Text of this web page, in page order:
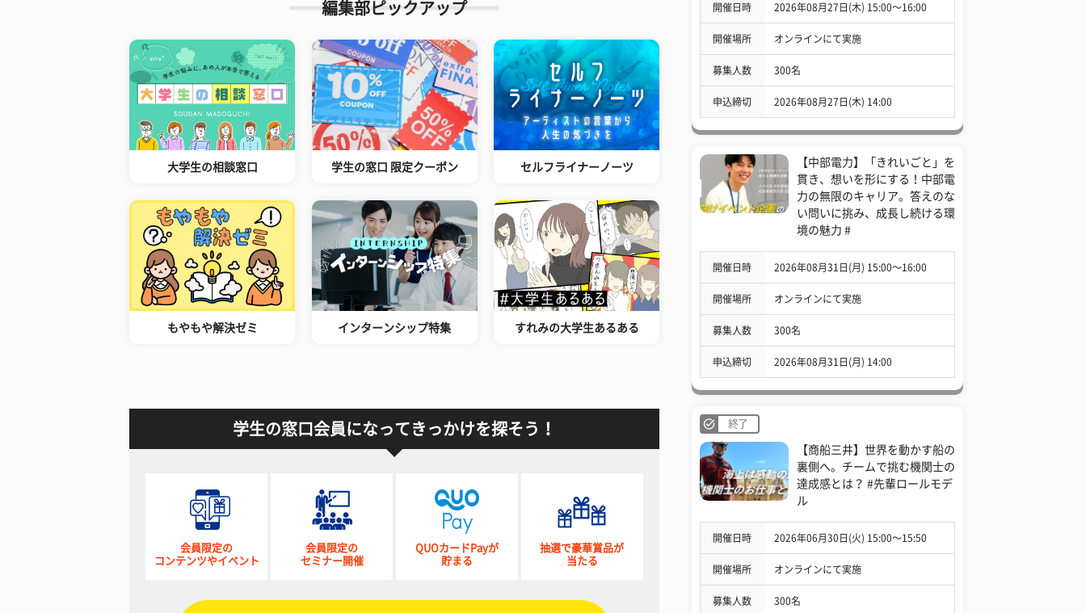
編集部ピックアップ
大学生の相談窓口 学生の窓口 限定クーポン セルフライナーノーツ
もやもや解決ゼミ インターンシップ特集 すれみの大学生あるある
学生の窓口会員になってきっかけを探そう！
会員限定の
コンテンツやイベント
会員限定の
セミナー開催
QUOカードPayが
貯まる
抽選で豪華賞品が
当たる
開催日時 2026年08月27日(木) 15:00〜16:00
開催場所 オンラインにて実施
募集人数 300名
申込締切 2026年08月27日(木) 14:00
【中部電力】「きれいごと」を
貫き、想いを形にする！中部電
力の無限のキャリア。答えのな
い問いに挑み、成長し続ける環
境の魅力 #
開催日時 2026年08月31日(月) 15:00〜16:00
開催場所 オンラインにて実施
募集人数 300名
申込締切 2026年08月31日(月) 14:00
終了
【商船三井】世界を動かす船の
裏側へ。チームで挑む機関士の
達成感とは？ #先輩ロールモデ
ル
開催日時 2026年06月30日(火) 15:00〜15:50
開催場所 オンラインにて実施
募集人数 300名